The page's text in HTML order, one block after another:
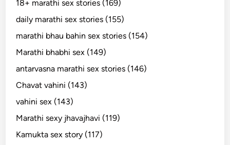
18+ marathi sex stories (169)
daily marathi sex stories (155)
marathi bhau bahin sex stories (154)
Marathi bhabhi sex (149)
antarvasna marathi sex stories (146)
Chavat vahini (143)
vahini sex (143)
Marathi sexy jhavajhavi (119)
Kamukta sex story (117)